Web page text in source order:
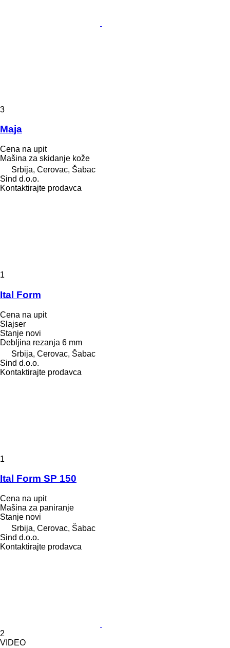
3
Maja
Cena na upit
Mašina za skidanje kože
Srbija, Cerovac, Šabac
Sind d.o.o.
Kontaktirajte prodavca
1
Ital Form
Cena na upit
Slajser
Stanje novi
Debljina rezanja 6 mm
Srbija, Cerovac, Šabac
Sind d.o.o.
Kontaktirajte prodavca
1
Ital Form SP 150
Cena na upit
Mašina za paniranje
Stanje novi
Srbija, Cerovac, Šabac
Sind d.o.o.
Kontaktirajte prodavca
2
VIDEO